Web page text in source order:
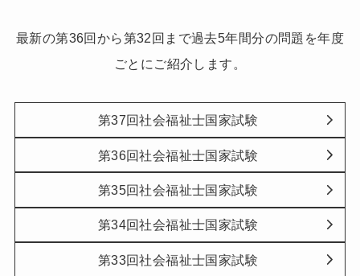
最新の第36回から第32回まで過去5年間分の問題を年度
ごとにご紹介します。
第37回社会福祉士国家試験
第36回社会福祉士国家試験
第35回社会福祉士国家試験
第34回社会福祉士国家試験
第33回社会福祉士国家試験